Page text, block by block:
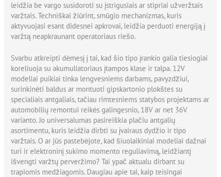
leidžia be vargo susidoroti su įstrigusiais ar stipriai užveržtais
varžtais. Techniškai žiūrint, smūgio mechanizmas, kuris
aktyvuojasi esant didesnei apkrovai, leidžia perduoti energiją į
varžtą neapkraunant operatoriaus riešo.
Svarbu atkreipti dėmesį į tai, kad šio tipo įrankio galia tiesiogiai
koreliuoja su akumuliatoriaus įtampos klase ir talpa. 12V
modeliai puikiai tinka lengvesniems darbams, pavyzdžiui,
surinkinėti baldus ar montuoti gipskartonio plokštes su
specialiais antgaliais, tačiau rimtesniems statybos projektams ar
automobilių remontui reikės galingesnio, 18V ar net 36V
varianto. Jo universalumas pasireiškia plačiu antgalių
asortimentu, kuris leidžia dirbti su įvairaus dydžio ir tipo
varžtais. O ar jūs pastebėjote, kad šiuolaikiniai modeliai dažnai
turi ir elektroninį sukimo momento reguliavimą, leidžiantį
išvengti varžtų perveržimo? Tai ypač aktualu dirbant su
trapiomis medžiagomis. Daugiau apie tai, kaip teisingai